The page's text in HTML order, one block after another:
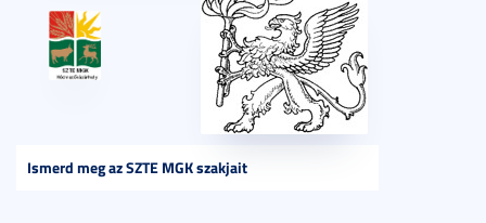
Ismerd meg az SZTE MGK szakjait